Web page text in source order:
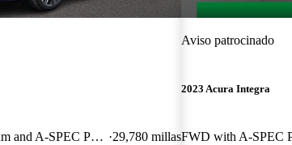
FWD with Premium and A-SPEC Package 29,780 millas
Aviso patrocinado
2023 Acura Integra
FWD with A-SPEC